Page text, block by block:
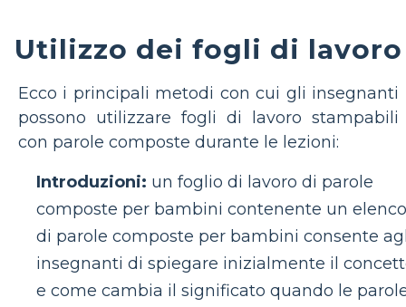
Utilizzo dei fogli di lavoro
Ecco i principali metodi con cui gli insegnanti
possono utilizzare fogli di lavoro stampabili
con parole composte durante le lezioni:
Introduzioni: un foglio di lavoro di parole
composte per bambini contenente un elenco
di parole composte per bambini consente
insegnanti di spiegare inizialmente il
e come cambia il significato quando le